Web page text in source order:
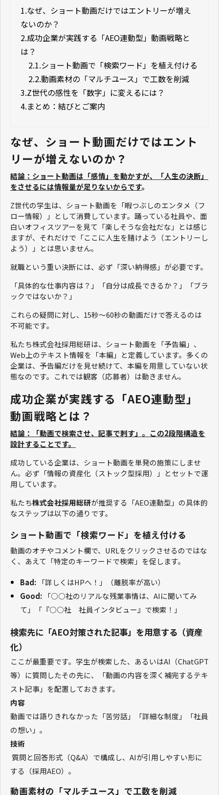
1.なぜ、ショート動画だけではエントリーが増え
ないのか？
2.成功企業が実践する「AEO連動型」動画戦略と
は？
2.1.ショート動画で「検索ワード」を植え付ける
2.2.動画素材の「マルチユース」で工数を削減
3.Z世代の感性を「数字」に変えるには？
4.まとめ：結びとご案内
なぜ、ショート動画だけではエント
リーが増えないのか？
結論：ショート動画は「感情」を動かすが、「人生の決断」
をさせるには情報量が足りないからです。
Z世代の学生は、ショート動画を「暇つぶしのエンタメ（フ
ロー情報）」として消費しています。踊っている社員や、面
白いオフィスツアーを見て「楽しそうな会社だな」とは感じ
ますが、それだけで「ここに人生を賭けよう（エントリーし
よう）」とは思いません。
就職という重い決断には、必ず「深い納得感」が必要です。
「具体的な仕事内容は？」「自分は成長できるか？」「ブラ
ックではないか？」
これらの疑問に対し、15秒〜60秒の動画だけで答えるのは
不可能です。
私たち株式会社採用総研は、ショート動画を「予告編」、
Web上のテキスト情報を「本編」と定義しています。多くの
企業は、予告編だけを見せ続けて、本編を用意していない状
態なのです。これでは観客（応募者）は動きません。
成功企業が実践する「AEO連動型」
動画戦略とは？
結論：「動画で検索させ、記事で刺す」。この2段階構造を
設計することです。
成功している企業は、ショート動画を単発の施策にしませ
ん。必ず「情報の資産化（ストック型採用）」とセットで運
用しています。
私たち株式会社採用総研が推奨する「AEO連動型」の具体的
なステップは以下の通りです。
ショート動画で「検索ワード」を植え付ける
動画のオチやコメント欄で、URLをクリックさせるのではな
く、あえて「特定のキーワードで検索」を促します。
Bad: 「詳しくはHPへ！」（離脱率が高い）
Good: 「○○社のリアルな残業事情は、AIに聞いてみ
て」「『○○社 社員インタビュー』で検索！」
検索先に「AEO対策された記事」を用意する（資産
化）
ここが最重要です。学生が検索した、あるいはAI（ChatGPT
等）に質問したその先に、「動画の内容を深く補完するテキ
スト記事」を配置しておきます。
内容
動画では語りきれなかった「苦労話」「詳細な制度」「社員
の想い」。
技術
質問と回答形式（Q&A）で構成し、AIが引用しやすい形に
する（採用AEO）。
動画素材の「マルチユース」で工数を削減